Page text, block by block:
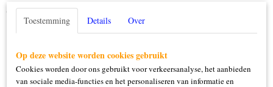
Productcode
447200-105
Omschrijving
100x150cm
100% polyester
Toestemming Details Over
Op deze website worden cookies gebruikt
Cookies worden door ons gebruikt voor verkeersanalyse, het aanbieden
van sociale media-functies en het personaliseren van informatie en